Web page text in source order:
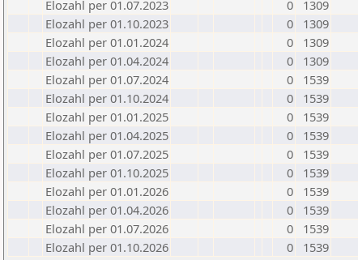
Elozahl per 01.07.2023
0
1309
Elozahl per 01.10.2023
0
1309
Elozahl per 01.01.2024
0
1309
Elozahl per 01.04.2024
0
1309
Elozahl per 01.07.2024
0
1539
Elozahl per 01.10.2024
0
1539
Elozahl per 01.01.2025
0
1539
Elozahl per 01.04.2025
0
1539
Elozahl per 01.07.2025
0
1539
Elozahl per 01.10.2025
0
1539
Elozahl per 01.01.2026
0
1539
Elozahl per 01.04.2026
0
1539
Elozahl per 01.07.2026
0
1539
Elozahl per 01.10.2026
0
1539